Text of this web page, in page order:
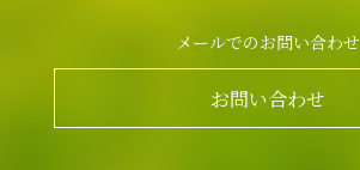
メールでのお問い合わせ
お問い合わせ